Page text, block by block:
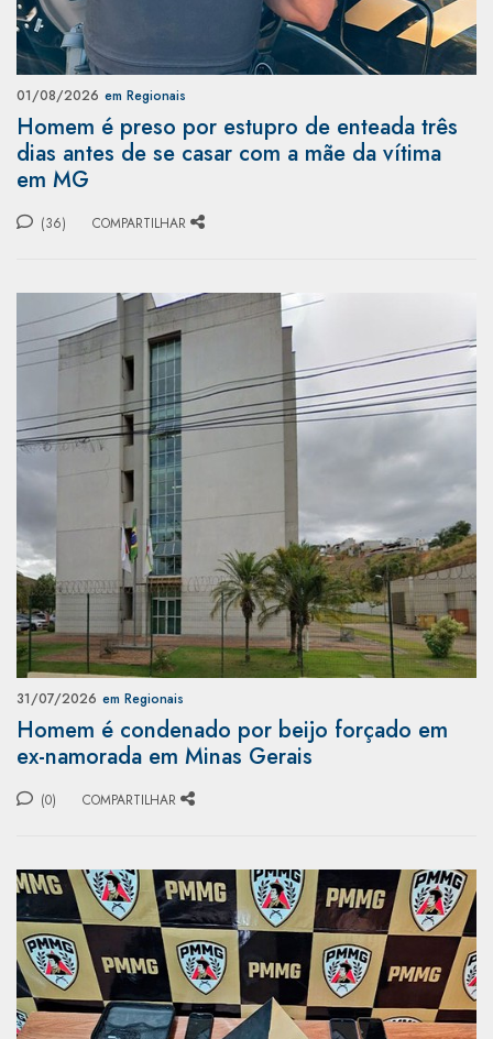
01/08/2026 em Regionais
Homem é preso por estupro de enteada três
dias antes de se casar com a mãe da vítima
em MG
(36) COMPARTILHAR
31/07/2026 em Regionais
Homem é condenado por beijo forçado em
ex-namorada em Minas Gerais
(0) COMPARTILHAR